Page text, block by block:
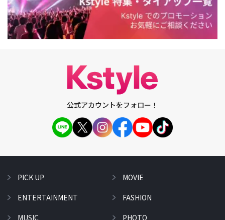
公式アカウントをフォロー！
PICK UP
ENTERTAINMENT
MUSIC
MOVIE
FASHION
PHOTO